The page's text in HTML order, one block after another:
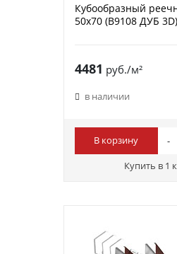
Кубообразный
50х70 (B9108 ДУБ 3D)
4481 руб./м²
в наличии
В корзину
Купить в 1